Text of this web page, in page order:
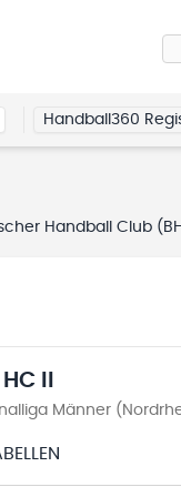
Handball360
Handball Club
II
Männer